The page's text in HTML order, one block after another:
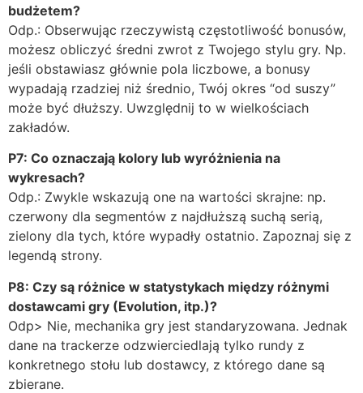
budżetem?
Odp.: Obserwując rzeczywistą częstotliwość bonusów,
możesz obliczyć średni zwrot z Twojego stylu gry. Np.
jeśli obstawiasz głównie pola liczbowe, a bonusy
wypadają rzadziej niż średnio, Twój okres “od suszy”
może być dłuższy. Uwzględnij to w wielkościach
zakładów.
P7: Co oznaczają kolory lub wyróżnienia na
wykresach?
Odp.: Zwykle wskazują one na wartości skrajne: np.
czerwony dla segmentów z najdłuższą suchą serią,
zielony dla tych, które wypadły ostatnio. Zapoznaj się z
legendą strony.
P8: Czy są różnice w statystykach między różnymi
dostawcami gry (Evolution, itp.)?
Odp> Nie, mechanika gry jest standaryzowana. Jednak
dane na trackerze odzwierciedlają tylko rundy z
konkretnego stołu lub dostawcy, z którego dane są
zbierane.